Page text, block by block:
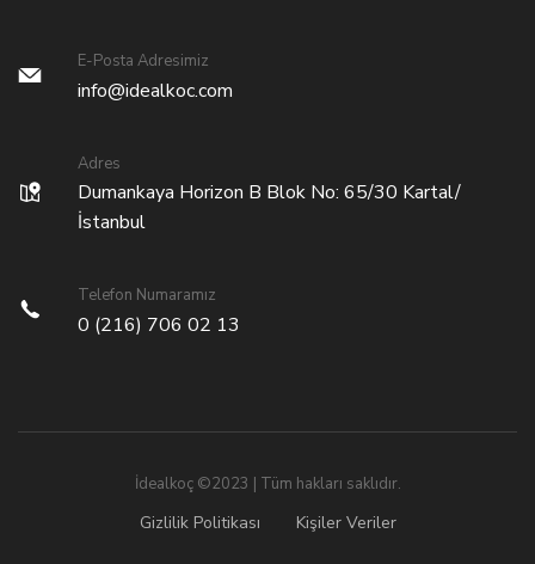
E-Posta Adresimiz
info@idealkoc.com
Adres
Dumankaya Horizon B Blok No: 65/30 Kartal/
İstanbul
Telefon Numaramız
0 (216) 706 02 13
İdealkoç ©2023 | Tüm hakları saklıdır.
Gizlilik Politikası Kişiler Veriler